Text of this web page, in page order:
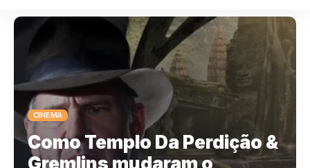
CINEMA
Como Templo Da Perdição &
Gremlins mudaram o